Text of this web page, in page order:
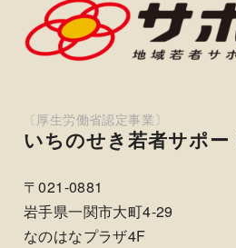
いちのせき若者サポ
〒021-0881
岩手県一関市大町4-29
なのはなプラザ4F